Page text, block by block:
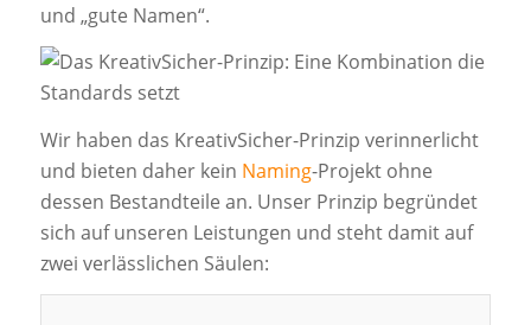
und „gute Namen“.
Wir haben das KreativSicher-Prinzip verinnerlicht
und bieten daher kein Naming-Projekt ohne
dessen Bestandteile an. Unser Prinzip begründet
sich auf unseren Leistungen und steht damit auf
zwei verlässlichen Säulen: